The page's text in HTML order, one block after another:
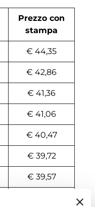
Prezzo con
stampa
€ 44,35
€ 42,86
€ 41,36
€ 41,06
€ 40,47
€ 39,72
€ 39,57